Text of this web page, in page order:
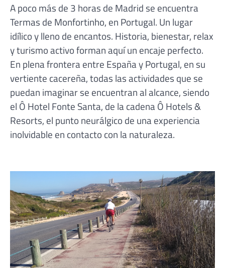
A poco más de 3 horas de Madrid se encuentra
Termas de Monfortinho, en Portugal. Un lugar
idílico y lleno de encantos. Historia, bienestar, relax
y turismo activo forman aquí un encaje perfecto.
En plena frontera entre España y Portugal, en su
vertiente cacereña, todas las actividades que se
puedan imaginar se encuentran al alcance, siendo
el Ô Hotel Fonte Santa, de la cadena Ô Hotels &
Resorts, el punto neurálgico de una experiencia
inolvidable en contacto con la naturaleza.